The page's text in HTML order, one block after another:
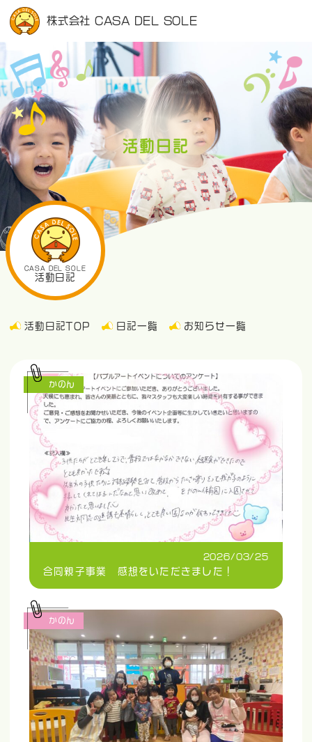
株式会社 CASA DEL SOLE
活動日記
CASA DEL SOLE
活動日記
活動日記TOP 日記一覧 お知らせ一覧
2026/03/25
合同親子事業 感想をいただきました！
かのん
かのん